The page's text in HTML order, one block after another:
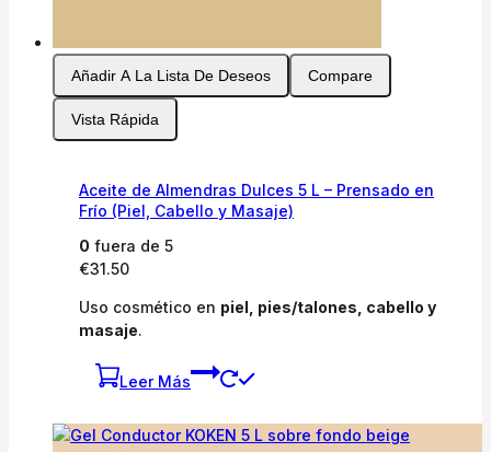
Añadir A La Lista De Deseos Compare
Vista Rápida
Aceite de Almendras Dulces 5 L – Prensado en
Frío (Piel, Cabello y Masaje)
0 fuera de 5
€31.50
Uso cosmético en piel, pies/talones, cabello y
masaje.
Leer Más